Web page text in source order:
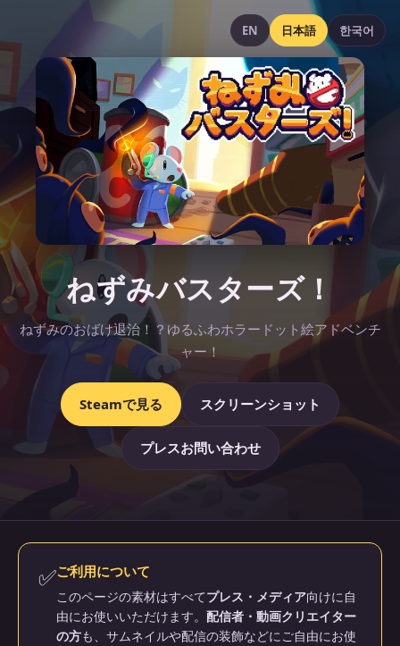
EN 日本語 한국어
ねずみバスターズ！
ねずみのおばけ退治！？ゆるふわホラードット絵アドベンチ
ャー！
Steamで見る スクリーンショット
プレスお問い合わせ
✅ご利用について
このページの素材はすべてプレス・メディア向けに自
由にお使いいただけます。 配信者・動画クリエイター
の方も、サムネイルや配信の装飾などにご自由にお使